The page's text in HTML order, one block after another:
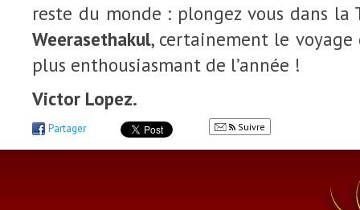
reste du monde : plongez vous dans
Weerasethakul, certainement le
plus enthousiasmant de l’année !
Victor Lopez.
Partager Suivre